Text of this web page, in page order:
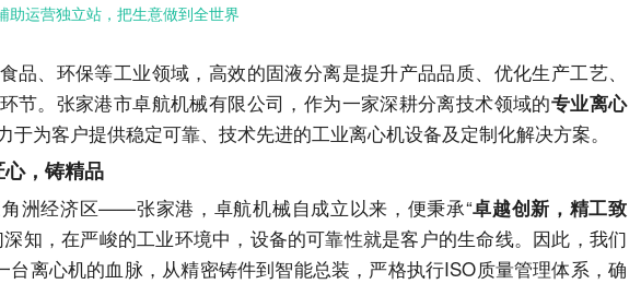
助运营独立站，把生意做到全世界
品、环保等工业领域，高效的固液分离是提升产品品质、优化生产工艺、
节。张家港市卓航机械有限公司，作为一家深耕分离技术领域的专业离心
于为客户提供稳定可靠、技术先进的工业离心机设备及定制化解决方案。
，铸精品
洲经济区——张家港，卓航机械自成立以来，便秉承“卓越创新，精工致
知，在严峻的工业环境中，设备的可靠性就是客户的生命线。因此，我们
台离心机的血脉，从精密铸件到智能总装，严格执行ISO质量管理体系，确